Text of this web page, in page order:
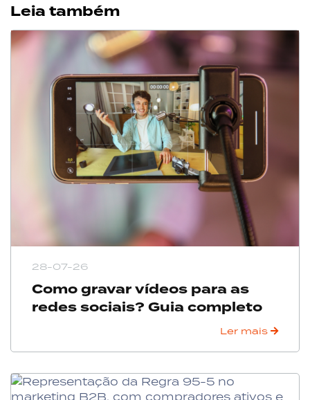
Leia também
28-07-26
Como gravar vídeos para as
redes sociais? Guia completo
Ler mais